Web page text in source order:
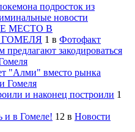
подросток из
новости
МЕСТО В
1 в Фотофакт
предлагают закодироваться
"Алми" вместо рынка
Гомеля
и наконец построили 1
и в Гомеле! 12 в Новости